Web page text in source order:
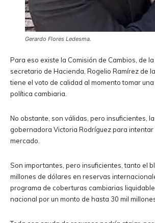
Gerardo Flores Ledesma.
Para eso existe la Comisión de Cambios, de
secretario de Hacienda, Rogelio Ramírez de
tiene el voto de calidad al momento tomar
política cambiaria.
No obstante, son válidas, pero insuficientes,
gobernadora Victoria Rodríguez para intentar
mercado.
Son importantes, pero insuficientes, tanto el
millones de dólares en reservas
programa de coberturas cambiarias
nacional por un monto de hasta 30 mil